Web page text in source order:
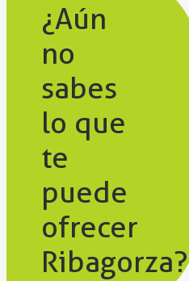
¿Aún
no
sabes
lo que
te
puede
ofrecer
Ribagorza?